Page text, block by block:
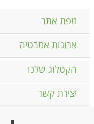
מפת אתר
ארונות אמבטיה
הקטלוג שלנו
יצירת קשר